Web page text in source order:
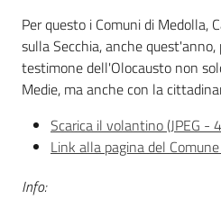
Per i media
Per i cittadini
Per questo i Comuni di Medolla,
sulla Secchia, anche
testimone dell'Olocausto non
Medie, ma anche con la
Scarica il volantino(JPEG -
Link alla pagina del
Info: